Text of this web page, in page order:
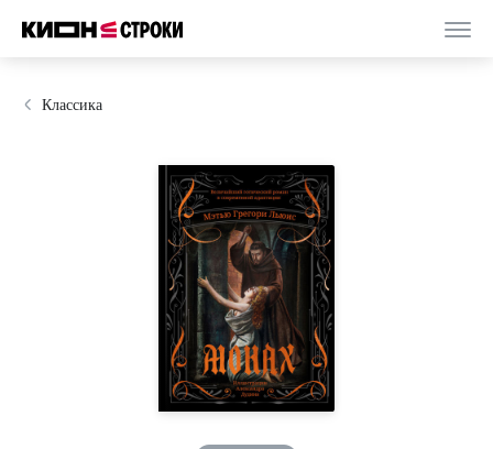
Классика